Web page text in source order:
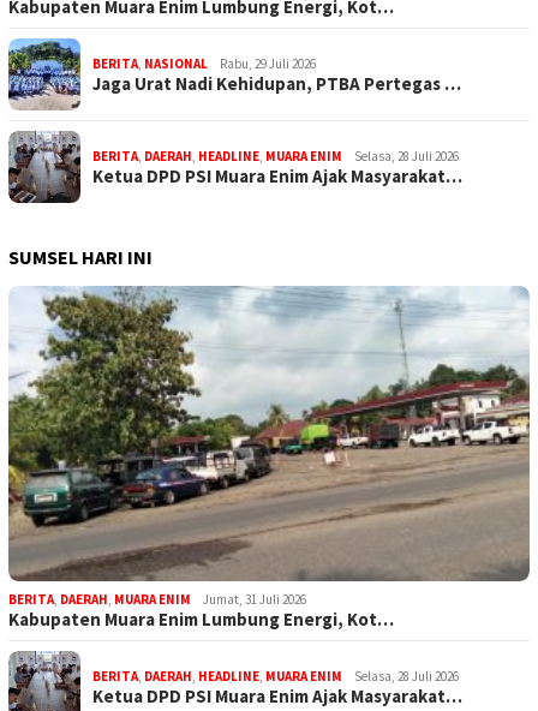
Kabupaten Muara Enim Lumbung Energi, Kot…
BERITA, NASIONAL Rabu, 29 Juli 2026
Jaga Urat Nadi Kehidupan, PTBA Pertegas …
BERITA, DAERAH, HEADLINE, MUARA ENIM Selasa, 28 Juli 2026
Ketua DPD PSI Muara Enim Ajak Masyarakat…
SUMSEL HARI INI
BERITA, DAERAH, MUARA ENIM Jumat, 31 Juli 2026
Kabupaten Muara Enim Lumbung Energi, Kot…
BERITA, DAERAH, HEADLINE, MUARA ENIM Selasa, 28 Juli 2026
Ketua DPD PSI Muara Enim Ajak Masyarakat…